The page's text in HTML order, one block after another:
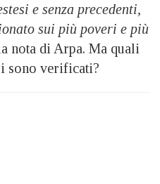
e senza precedenti,
sui più poveri e più
nota di Arpa. Ma quali
sono verificati?